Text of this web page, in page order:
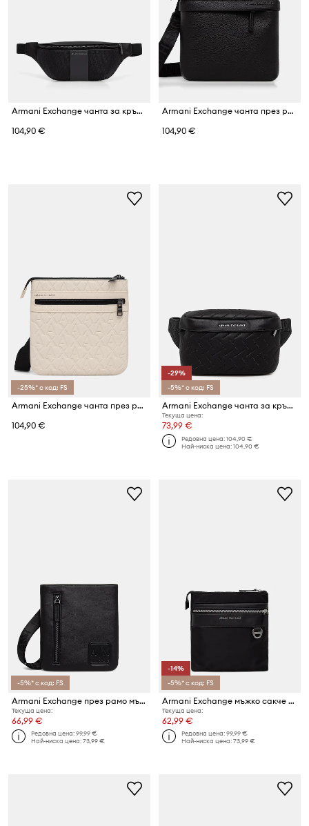
Armani Exchange чанта за кръста мъжка
104,90 €
Armani Exchange чанта през рамо мъжка
104,90 €
-25%* с код: FS
Armani Exchange чанта през рамо мъжка
104,90 €
-29%
-5%* с код: FS
Armani Exchange чанта за кръст мъжка от имитация на кожа
Текуща цена:
73,99 €
Редовна цена:104,90 €
Най-ниска цена:104,90 €
-5%* с код: FS
Armani Exchange през рамо мъжки
Текуща цена:
66,99 €
Редовна цена:99,99 €
Най-ниска цена:73,99 €
-14%
-5%* с код: FS
Armani Exchange мъжко сакче през рамо
Текуща цена:
62,99 €
Редовна цена:99,99 €
Най-ниска цена:73,99 €